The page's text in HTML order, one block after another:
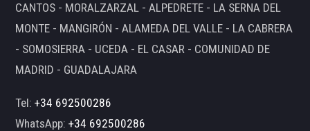
CANTOS - MORALZARZAL - ALPEDRETE - LA SERNA DEL
MONTE - MANGIRÓN - ALAMEDA DEL VALLE - LA CABRERA
- SOMOSIERRA - UCEDA - EL CASAR - COMUNIDAD DE
MADRID - GUADALAJARA
Tel:+34 692500286
WhatsApp:+34 692500286